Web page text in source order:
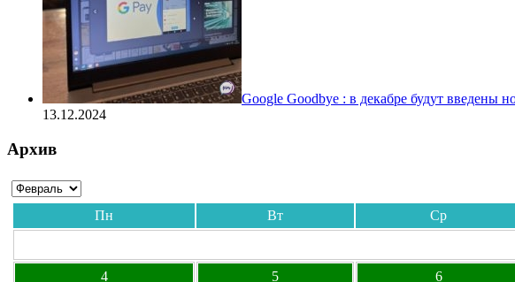
Google Goodbye : в декабре будут введены
13.12.2024
Архив
Пн Вт Ср
4 5 6